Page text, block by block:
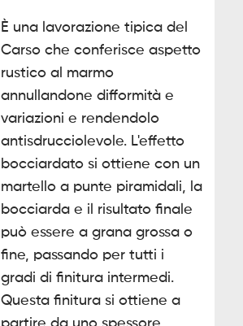
È una lavorazione tipica del
Carso che conferisce aspetto
rustico al marmo
annullandone difformità e
variazioni e rendendolo
antisdrucciolevole. L'effetto
bocciardato si ottiene con un
martello a punte piramidali, la
bocciarda e il risultato finale
può essere a grana grossa o
fine, passando per tutti i
gradi di finitura intermedi.
Questa finitura si ottiene a